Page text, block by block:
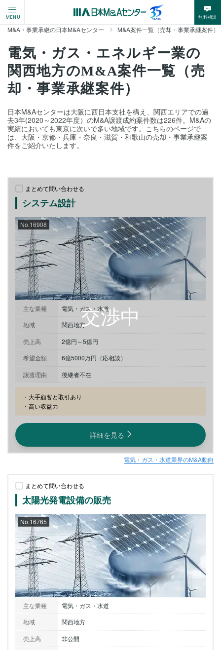
MENU 無料相談
M&A・事業承継の日本M&Aセンター M&A案件一覧（売却・事業承継案件）
電気・ガス・エネルギー業の
関西地方のM&A案件一覧（売
却・事業承継案件）
日本M&Aセンターは大阪に西日本支社を構え、関西エリアでの過
去3年(2020～2022年度）のM&A譲渡成約案件数は226件。M&Aの
実績においても東京に次いで多い地域です。こちらのページで
は、大阪・京都・兵庫・奈良・滋賀・和歌山の売却・事業承継案
件をご紹介いたします。
まとめて問い合わせる
システム設計
No.16908
主な業種
電気・ガス・水道
地域
関西地方
売上高
2億円～5億円
希望金額
6億5000万円（応相談）
譲渡理由
後継者不在
・大手顧客と取引あり
・高い収益力
詳細を見る
電気・ガス・水道業界のM&A動向
まとめて問い合わせる
太陽光発電設備の販売
No.16765
主な業種
電気・ガス・水道
地域
関西地方
売上高
非公開